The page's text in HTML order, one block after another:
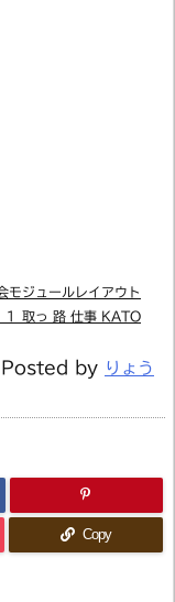
モジュールレイアウト
１ 取っ 路 仕事 KATO
Posted by りょう
Copy